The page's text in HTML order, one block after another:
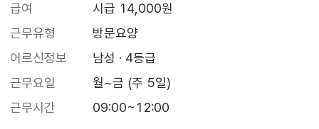
급여
시급 14,000원
근무유형
방문요양
어르신정보
남성 · 4등급
근무요일
월~금 (주 5일)
근무시간
09:00~12:00